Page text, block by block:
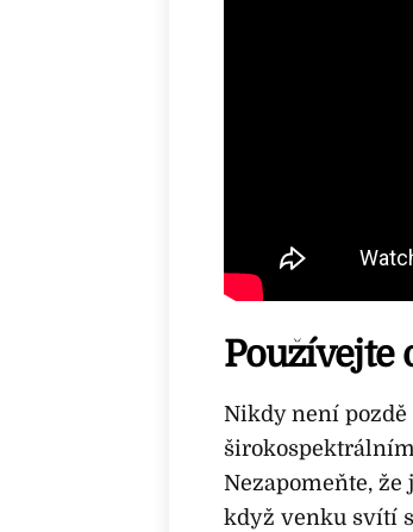
Používejte
Nikdy není
Nezapomeňte, že
když venku svítí